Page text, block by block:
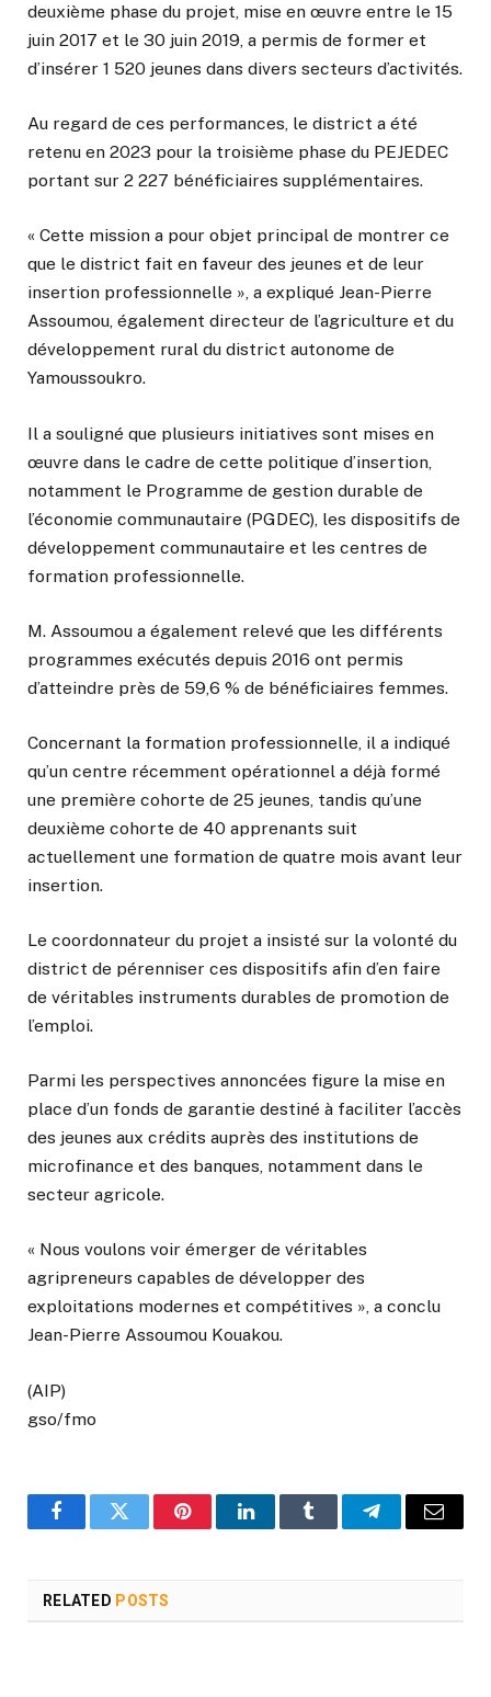
deuxième phase du projet, mise en œuvre entre le 15
juin 2017 et le 30 juin 2019, a permis de former et
d’insérer 1 520 jeunes dans divers secteurs d’activités.
Au regard de ces performances, le district a été
retenu en 2023 pour la troisième phase du PEJEDEC
portant sur 2 227 bénéficiaires supplémentaires.
« Cette mission a pour objet principal de montrer ce
que le district fait en faveur des jeunes et de leur
insertion professionnelle », a expliqué Jean-Pierre
Assoumou, également directeur de l’agriculture et du
développement rural du district autonome de
Yamoussoukro.
Il a souligné que plusieurs initiatives sont mises en
œuvre dans le cadre de cette politique d’insertion,
notamment le Programme de gestion durable de
l’économie communautaire (PGDEC), les dispositifs de
développement communautaire et les centres de
formation professionnelle.
M. Assoumou a également relevé que les différents
programmes exécutés depuis 2016 ont permis
d’atteindre près de 59,6 % de bénéficiaires femmes.
Concernant la formation professionnelle, il a indiqué
qu’un centre récemment opérationnel a déjà formé
une première cohorte de 25 jeunes, tandis qu’une
deuxième cohorte de 40 apprenants suit
actuellement une formation de quatre mois avant leur
insertion.
Le coordonnateur du projet a insisté sur la volonté du
district de pérenniser ces dispositifs afin d’en faire
de véritables instruments durables de promotion de
l’emploi.
Parmi les perspectives annoncées figure la mise en
place d’un fonds de garantie destiné à faciliter l’accès
des jeunes aux crédits auprès des institutions de
microfinance et des banques, notamment dans le
secteur agricole.
« Nous voulons voir émerger de véritables
agripreneurs capables de développer des
exploitations modernes et compétitives », a conclu
Jean-Pierre Assoumou Kouakou.
(AIP)
gso/fmo
FacebookTwitter PinterestLinkedInTumblr TelegramEmail
RELATED POSTS